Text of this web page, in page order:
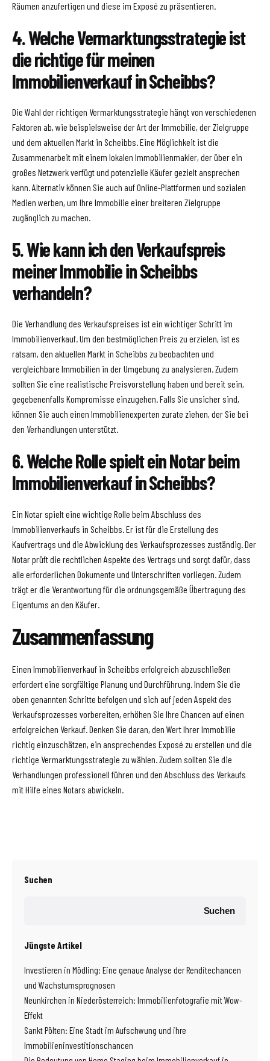
Räumen anzufertigen und diese im Exposé zu präsentieren.
4. Welche Vermarktungsstrategie ist
die richtige für meinen
Immobilienverkauf in Scheibbs?
Die Wahl der richtigen Vermarktungsstrategie hängt von verschiedenen
Faktoren ab, wie beispielsweise der Art der Immobilie, der Zielgruppe
und dem aktuellen Markt in Scheibbs. Eine Möglichkeit ist die
Zusammenarbeit mit einem lokalen Immobilienmakler, der über ein
großes Netzwerk verfügt und potenzielle Käufer gezielt ansprechen
kann. Alternativ können Sie auch auf Online-Plattformen und sozialen
Medien werben, um Ihre Immobilie einer breiteren Zielgruppe
zugänglich zu machen.
5. Wie kann ich den Verkaufspreis
meiner Immobilie in Scheibbs
verhandeln?
Die Verhandlung des Verkaufspreises ist ein wichtiger Schritt im
Immobilienverkauf. Um den bestmöglichen Preis zu erzielen, ist es
ratsam, den aktuellen Markt in Scheibbs zu beobachten und
vergleichbare Immobilien in der Umgebung zu analysieren. Zudem
sollten Sie eine realistische Preisvorstellung haben und bereit sein,
gegebenenfalls Kompromisse einzugehen. Falls Sie unsicher sind,
können Sie auch einen Immobilienexperten zurate ziehen, der Sie bei
den Verhandlungen unterstützt.
6. Welche Rolle spielt ein Notar beim
Immobilienverkauf in Scheibbs?
Ein Notar spielt eine wichtige Rolle beim Abschluss des
Immobilienverkaufs in Scheibbs. Er ist für die Erstellung des
Kaufvertrags und die Abwicklung des Verkaufsprozesses zuständig. Der
Notar prüft die rechtlichen Aspekte des Vertrags und sorgt dafür, dass
alle erforderlichen Dokumente und Unterschriften vorliegen. Zudem
trägt er die Verantwortung für die ordnungsgemäße Übertragung des
Eigentums an den Käufer.
Zusammenfassung
Einen Immobilienverkauf in Scheibbs erfolgreich abzuschließen
erfordert eine sorgfältige Planung und Durchführung. Indem Sie die
oben genannten Schritte befolgen und sich auf jeden Aspekt des
Verkaufsprozesses vorbereiten, erhöhen Sie Ihre Chancen auf einen
erfolgreichen Verkauf. Denken Sie daran, den Wert Ihrer Immobilie
richtig einzuschätzen, ein ansprechendes Exposé zu erstellen und die
richtige Vermarktungsstrategie zu wählen. Zudem sollten Sie die
Verhandlungen professionell führen und den Abschluss des Verkaufs
mit Hilfe eines Notars abwickeln.
Suchen
Suchen
Jüngste Artikel
Investieren in Mödling: Eine genaue Analyse der Renditechancen
und Wachstumsprognosen
Neunkirchen in Niederösterreich: Immobilienfotografie mit Wow-
Effekt
Sankt Pölten: Eine Stadt im Aufschwung und ihre
Immobilieninvestitionschancen